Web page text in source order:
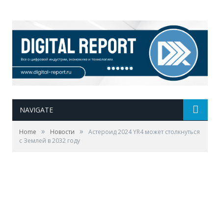
NAVIGATE
Home » Новости »
Aстероид 2024 YR4 может столкнуться
с Землей в 2032 году